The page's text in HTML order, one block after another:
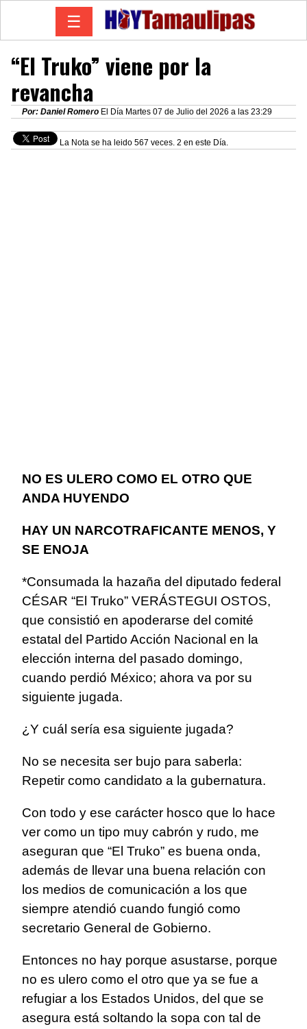
☰
“El Truko” viene por la
revancha
Por: Daniel Romero El Día Martes 07 de Julio del 2026 a las 23:29
La Nota se ha leido 567 veces. 2 en este Día.
NO ES ULERO COMO EL OTRO QUE
ANDA HUYENDO
HAY UN NARCOTRAFICANTE MENOS, Y
SE ENOJA
*Consumada la hazaña del diputado federal
CÉSAR “El Truko” VERÁSTEGUI OSTOS,
que consistió en apoderarse del comité
estatal del Partido Acción Nacional en la
elección interna del pasado domingo,
cuando perdió México; ahora va por su
siguiente jugada.
¿Y cuál sería esa siguiente jugada?
No se necesita ser bujo para saberla:
Repetir como candidato a la gubernatura.
Con todo y ese carácter hosco que lo hace
ver como un tipo muy cabrón y rudo, me
aseguran que “El Truko” es buena onda,
además de llevar una buena relación con
los medios de comunicación a los que
siempre atendió cuando fungió como
secretario General de Gobierno.
Entonces no hay porque asustarse, porque
no es ulero como el otro que ya se fue a
refugiar a los Estados Unidos, del que se
asegura está soltando la sopa con tal de